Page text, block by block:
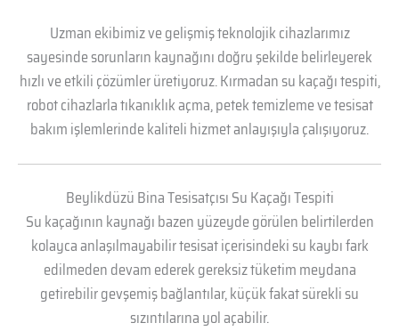
Uzman ekibimiz ve gelişmiş teknolojik cihazlarımız
sayesinde sorunların kaynağını doğru şekilde belirleyerek
hızlı ve etkili çözümler üretiyoruz. Kırmadan su kaçağı tespiti,
robot cihazlarla tıkanıklık açma, petek temizleme ve tesisat
bakım işlemlerinde kaliteli hizmet anlayışıyla çalışıyoruz.
Beylikdüzü Bina Tesisatçısı Su Kaçağı Tespiti
Su kaçağının kaynağı bazen yüzeyde görülen belirtilerden
kolayca anlaşılmayabilir tesisat içerisindeki su kaybı fark
edilmeden devam ederek gereksiz tüketim meydana
getirebilir gevşemiş bağlantılar, küçük fakat sürekli su
sızıntılarına yol açabilir.